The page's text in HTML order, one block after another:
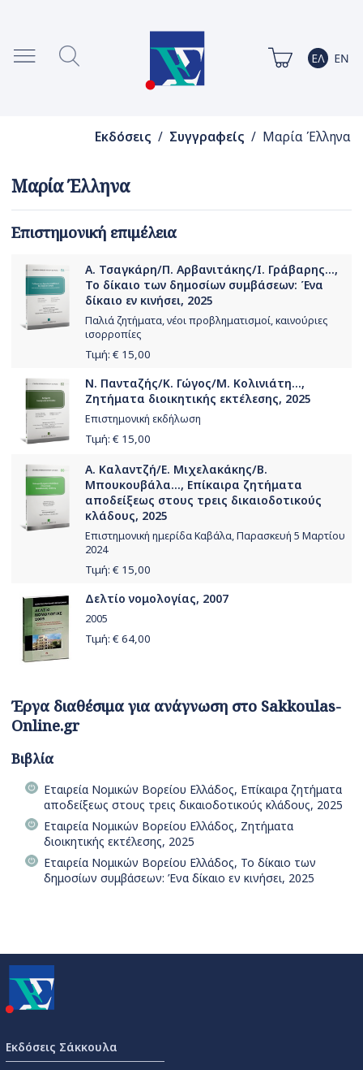
Εκδόσεις / Συγγραφείς / Μαρία Έλληνα
Μαρία Έλληνα
Επιστημονική επιμέλεια
Α. Τσαγκάρη/Π. Αρβανιτάκης/Ι. Γράβαρης...,
Το δίκαιο των δημοσίων συμβάσεων: Ένα
δίκαιο εν κινήσει, 2025
Παλιά ζητήματα, νέοι προβληματισμοί, καινούριες
ισορροπίες
Τιμή: € 15,00
Ν. Πανταζής/Κ. Γώγος/Μ. Κολινιάτη...,
Ζητήματα διοικητικής εκτέλεσης, 2025
Επιστημονική εκδήλωση
Τιμή: € 15,00
Α. Καλαντζή/Ε. Μιχελακάκης/Β.
Μπουκουβάλα..., Επίκαιρα ζητήματα
αποδείξεως στους τρεις δικαιοδοτικούς
κλάδους, 2025
Επιστημονική ημερίδα Καβάλα, Παρασκευή 5 Μαρτίου
2024
Τιμή: € 15,00
Δελτίο νομολογίας, 2007
2005
Τιμή: € 64,00
Έργα διαθέσιμα για ανάγνωση στο Sakkoulas-
Online.gr
Βιβλία
Εταιρεία Νομικών Βορείου Ελλάδος, Επίκαιρα ζητήματα
αποδείξεως στους τρεις δικαιοδοτικούς κλάδους, 2025
Εταιρεία Νομικών Βορείου Ελλάδος, Ζητήματα
διοικητικής εκτέλεσης, 2025
Εταιρεία Νομικών Βορείου Ελλάδος, Το δίκαιο των
δημοσίων συμβάσεων: Ένα δίκαιο εν κινήσει, 2025
Εκδόσεις Σάκκουλα